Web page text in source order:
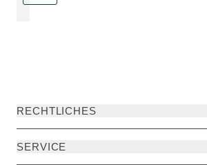
RECHTLICHES
SERVICE